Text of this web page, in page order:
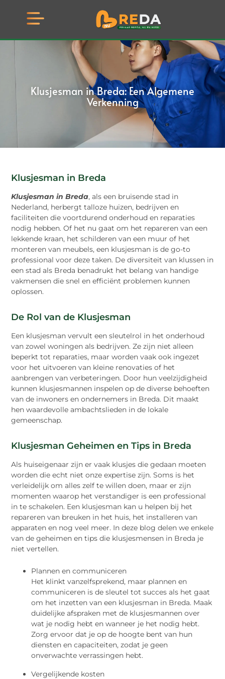
Klusjesman in Breda: Een Algemene
Verkenning
Klusjesman in Breda
Klusjesman in Breda, als een bruisende stad in
Nederland, herbergt talloze huizen, bedrijven en
faciliteiten die voortdurend onderhoud en reparaties
nodig hebben. Of het nu gaat om het repareren van een
lekkende kraan, het schilderen van een muur of het
monteren van meubels, een klusjesman is de go-to
professional voor deze taken. De diversiteit van klussen in
een stad als Breda benadrukt het belang van handige
vakmensen die snel en efficiënt problemen kunnen
oplossen.
De Rol van de Klusjesman
Een klusjesman vervult een sleutelrol in het onderhoud
van zowel woningen als bedrijven. Ze zijn niet alleen
beperkt tot reparaties, maar worden vaak ook ingezet
voor het uitvoeren van kleine renovaties of het
aanbrengen van verbeteringen. Door hun veelzijdigheid
kunnen klusjesmannen inspelen op de diverse behoeften
van de inwoners en ondernemers in Breda. Dit maakt
hen waardevolle ambachtslieden in de lokale
gemeenschap.
Klusjesman Geheimen en Tips in Breda
Als huiseigenaar zijn er vaak klusjes die gedaan moeten
worden die echt niet onze expertise zijn. Soms is het
verleidelijk om alles zelf te willen doen, maar er zijn
momenten waarop het verstandiger is een professional
in te schakelen. Een klusjesman kan u helpen bij het
repareren van breuken in het huis, het installeren van
apparaten en nog veel meer. In deze blog delen we enkele
van de geheimen en tips die klusjesmensen in Breda je
niet vertellen.
Plannen en communiceren
Het klinkt vanzelfsprekend, maar plannen en
communiceren is de sleutel tot succes als het gaat
om het inzetten van een klusjesman in Breda. Maak
duidelijke afspraken met de klusjesmannen over
wat je nodig hebt en wanneer je het nodig hebt.
Zorg ervoor dat je op de hoogte bent van hun
diensten en capaciteiten, zodat je geen
onverwachte verrassingen hebt.
Vergelijkende kosten